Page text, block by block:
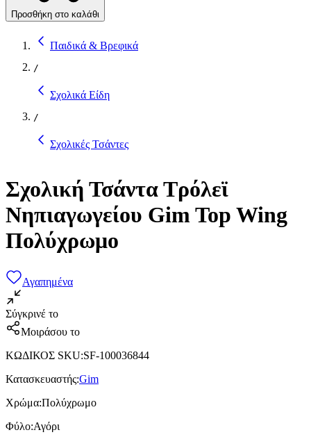
Προσθήκη στο καλάθι
Παιδικά & Βρεφικά
/
Σχολικά Είδη
/
Σχολικές Τσάντες
Σχολική Τσάντα Τρόλεϊ
Νηπιαγωγείου Gim Top Wing
Πολύχρωμο
Αγαπημένα
Σύγκρινέ το
Μοιράσου το
ΚΩΔΙΚΟΣ SKU:SF-100036844
Κατασκευαστής:Gim
Χρώμα:Πολύχρωμο
Φύλο:Αγόρι